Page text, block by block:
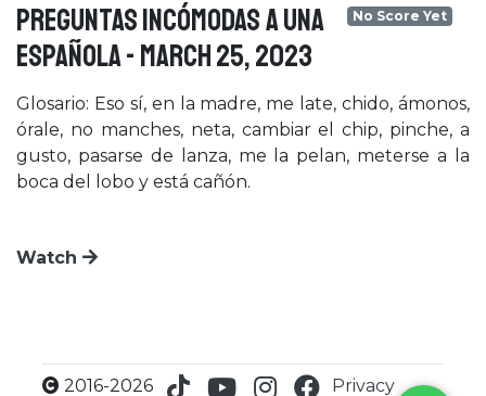
PREGUNTAS INCÓMODAS A UNA
ESPAÑOLA - March 25, 2023
No Score Yet
Glosario: Eso sí, en la madre, me late, chido, ámonos,
órale, no manches, neta, cambiar el chip, pinche, a
gusto, pasarse de lanza, me la pelan, meterse a la
boca del lobo y está cañón.
Watch
2016-2026 Privacy